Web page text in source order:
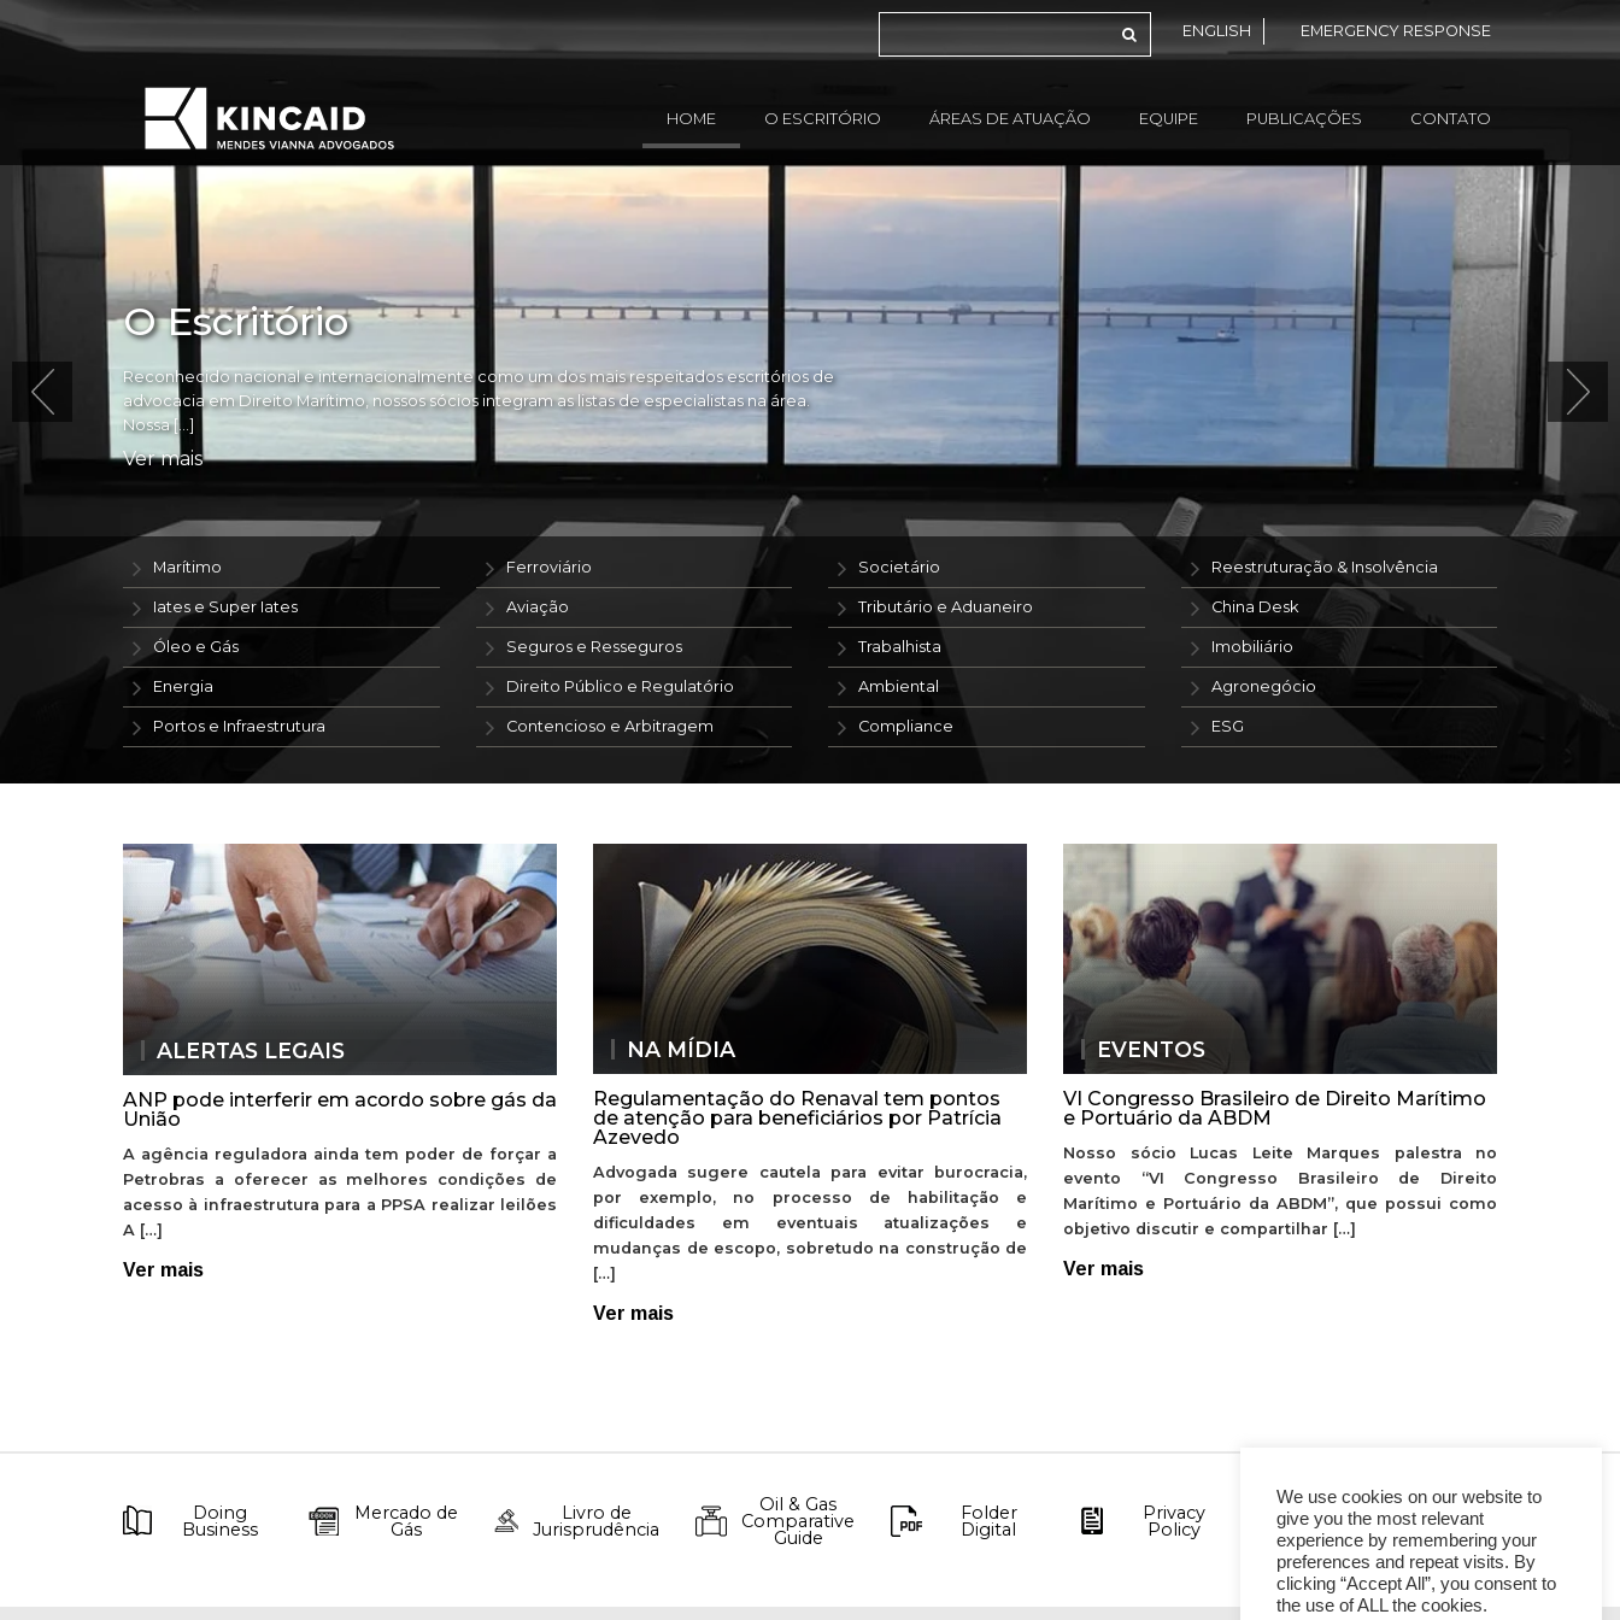
ENGLISH EMERGENCY RESPONSE
HOME O ESCRITÓRIO ÁREAS DE ATUAÇÃO EQUIPE PUBLICAÇÕES CONTATO
O Escritório
Reconhecido nacional e internacionalmente como um dos mais respeitados escritórios de
advocacia em Direito Marítimo, nossos sócios integram as listas de especialistas na área.
Nossa […]
Ver mais
Marítimo
Iates e Super Iates
Óleo e Gás
Energia
Portos e Infraestrutura
Ferroviário
Aviação
Seguros e Resseguros
Direito Público e Regulatório
Contencioso e Arbitragem
Societário
Tributário e Aduaneiro
Trabalhista
Ambiental
Compliance
Reestruturação & Insolvência
China Desk
Imobiliário
Agronegócio
ESG
ALERTAS LEGAIS
ANP pode interferir em acordo sobre gás da
União
A agência reguladora ainda tem poder de forçar a
Petrobras a oferecer as melhores condições de
acesso à infraestrutura para a PPSA realizar leilões
A […]
Ver mais
NA MÍDIA
Regulamentação do Renaval tem pontos
de atenção para beneficiários por Patrícia
Azevedo
Advogada sugere cautela para evitar burocracia,
por exemplo, no processo de habilitação e
dificuldades em eventuais atualizações e
mudanças de escopo, sobretudo na construção de
[…]
Ver mais
EVENTOS
VI Congresso Brasileiro de Direito Marítimo
e Portuário da ABDM
Nosso sócio Lucas Leite Marques palestra no
evento “VI Congresso Brasileiro de Direito
Marítimo e Portuário da ABDM”, que possui como
objetivo discutir e compartilhar […]
Ver mais
Doing
Business
Mercado de
Gás
Livro de
Jurisprudência
Oil & Gas
Comparative
Guide
Folder
Digital
Privacy
Policy
We use cookies on our website to
give you the most relevant
experience by remembering your
preferences and repeat visits. By
clicking “Accept All”, you consent to
the use of ALL the cookies.